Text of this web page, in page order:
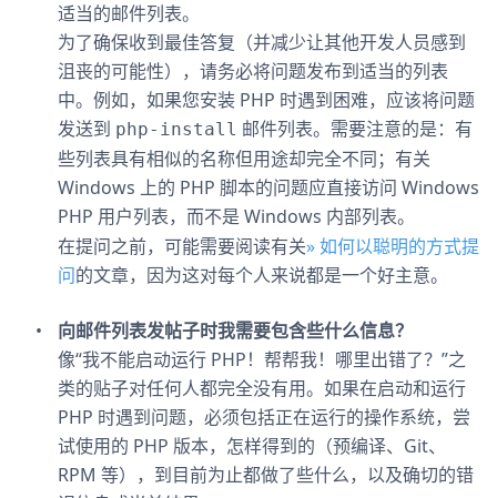
适当的邮件列表。
为了确保收到最佳答复（并减少让其他开发人员感到
沮丧的可能性），请务必将问题发布到适当的列表
中。例如，如果您安装 PHP 时遇到困难，应该将问题
发送到 php-install 邮件列表。需要注意的是：有
些列表具有相似的名称但用途却完全不同；有关
Windows 上的 PHP 脚本的问题应直接访问 Windows
PHP 用户列表， 而不是 Windows 内部列表。
在提问之前，可能需要阅读有关» 如何以聪明的方式提
问的文章，因为这对每个人来说都是一个好主意。
向邮件列表发帖子时我需要包含些什么信息？
像“我不能启动运行 PHP！帮帮我！哪里出错了？”之
类的贴子对任何人都完全没有用。如果在启动和运行
PHP 时遇到问题，必须包括正在运行的操作系统，尝
试使用的 PHP 版本，怎样得到的（预编译、Git、
RPM 等），到目前为止都做了些什么，以及确切的错